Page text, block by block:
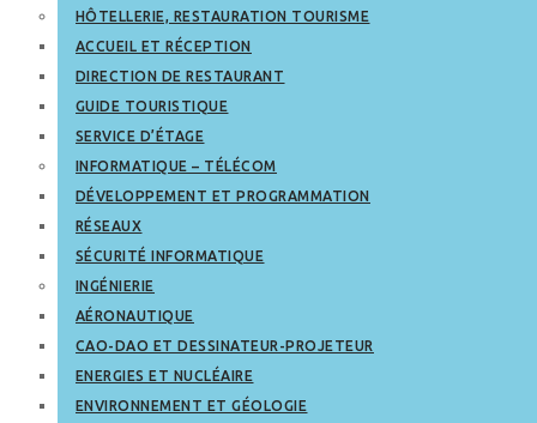
HÔTELLERIE, RESTAURATION TOURISME
ACCUEIL ET RÉCEPTION
DIRECTION DE RESTAURANT
GUIDE TOURISTIQUE
SERVICE D’ÉTAGE
INFORMATIQUE – TÉLÉCOM
DÉVELOPPEMENT ET PROGRAMMATION
RÉSEAUX
SÉCURITÉ INFORMATIQUE
INGÉNIERIE
AÉRONAUTIQUE
CAO-DAO ET DESSINATEUR-PROJETEUR
ENERGIES ET NUCLÉAIRE
ENVIRONNEMENT ET GÉOLOGIE